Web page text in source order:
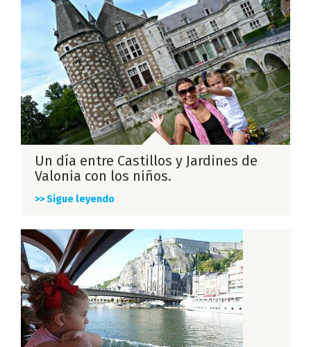
Un día entre Castillos y Jardines de
Valonia con los niños.
>> Sigue leyendo